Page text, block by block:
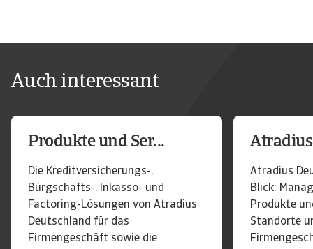
Auch interessant
Produkte und Ser...
Die Kreditversicherungs-,
Bürgschafts-, Inkasso- und
Factoring-Lösungen von Atradius
Deutschland für das
Firmengeschäft sowie die
Atradius
Blick:
Produkte
Standorte